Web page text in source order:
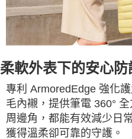
柔軟外表下的安心防
專利 ArmoredEdge 強化
毛內襯，提供筆電 360°
周邊角，都能有效減少日
獲得溫柔卻可靠的守護。